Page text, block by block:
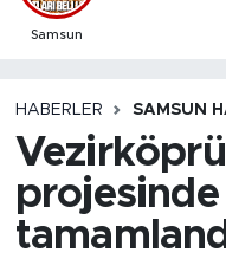
Samsun
HABERLER SAMSUN
Süper Lig Puan
Son Dakika
Haber Arşivi